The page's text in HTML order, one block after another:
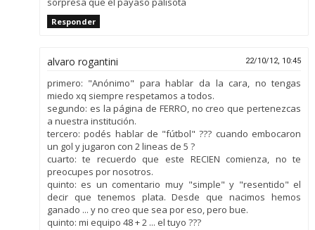
Responder
alvaro rogantini 22/10/12, 10:45
primero: "Anónimo" para hablar da la cara, no tengas
miedo xq siempre respetamos a todos.
segundo: es la página de FERRO, no creo que pertenezcas
a nuestra institución.
tercero: podés hablar de "fútbol" ??? cuando embocaron
un gol y jugaron con 2 lineas de 5 ?
cuarto: te recuerdo que este RECIEN comienza, no te
preocupes por nosotros.
quinto: es un comentario muy "simple" y "resentido" el
decir que tenemos plata. Desde que nacimos hemos
ganado ... y no creo que sea por eso, pero bue.
quinto: mi equipo 48 + 2 ... el tuyo ???